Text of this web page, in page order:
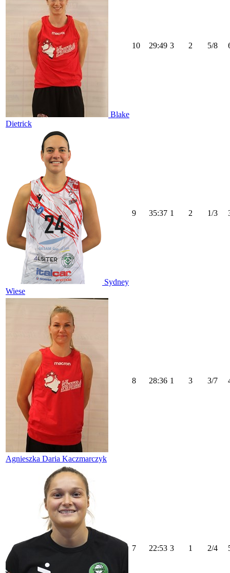
Blake
Dietrick
10 29:49 3 2 5/8
Sydney
Wiese
9 35:37 1 2 1/3
Agnieszka Daria Kaczmarczyk
8 28:36 1 3 3/7
7 22:53 3 1 2/4